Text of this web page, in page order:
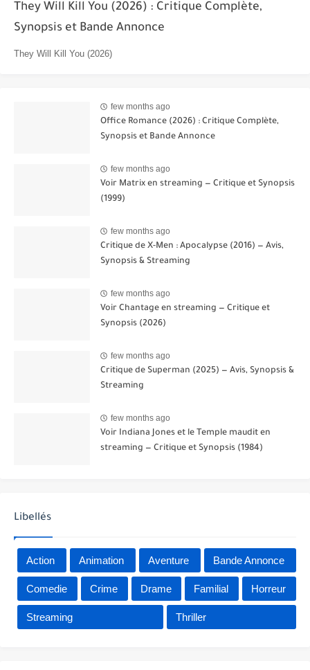
They Will Kill You (2026) : Critique Complète,
Synopsis et Bande Annonce
They Will Kill You (2026)
few months ago
Office Romance (2026) : Critique Complète,
Synopsis et Bande Annonce
few months ago
Voir Matrix en streaming — Critique et Synopsis
(1999)
few months ago
Critique de X-Men : Apocalypse (2016) — Avis,
Synopsis & Streaming
few months ago
Voir Chantage en streaming — Critique et
Synopsis (2026)
few months ago
Critique de Superman (2025) — Avis, Synopsis &
Streaming
few months ago
Voir Indiana Jones et le Temple maudit en
streaming — Critique et Synopsis (1984)
Libellés
Action Animation Aventure Bande Annonce
Comedie Crime Drame Familial Horreur
Streaming Thriller